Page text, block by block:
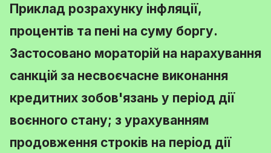
Приклад розрахунку інфляції,
процентів та пені на суму боргу.
Застосовано мораторій на нарахування
санкцій за несвоєчасне виконання
кредитних зобов'язань у період дії
воєнного стану; з урахуванням
продовження строків на період дії